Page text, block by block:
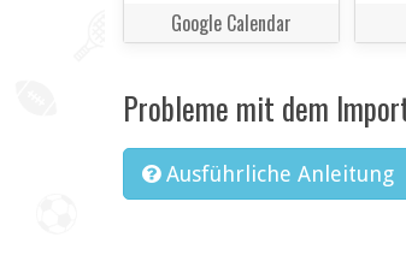
Google Calendar
Probleme mit dem
Ausführliche Anleitung